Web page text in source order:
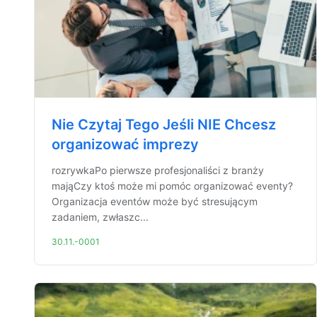
Nie Czytaj Tego Jeśli NIE Chcesz
organizować imprezy
rozrywkaPo pierwsze profesjonaliści z branży
mająCzy ktoś może mi pomóc organizować eventy?
Organizacja eventów może być stresującym
zadaniem, zwłaszc...
30.11.-0001